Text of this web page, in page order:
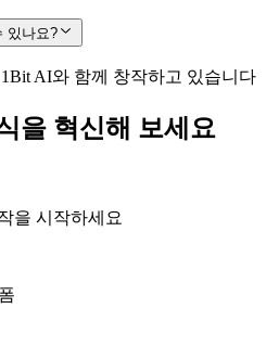
있나요?
AI와 함께 창작하고 있습니다
을 혁신해 보세요
을 시작하세요